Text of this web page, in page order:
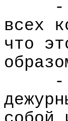
-
всех
что
-